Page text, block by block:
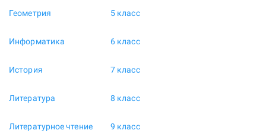
Геометрия
Информатика
История
Литература
Литературное чтение
5 класс
6 класс
7 класс
8 класс
9 класс